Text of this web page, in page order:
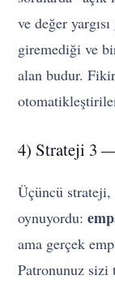
ve değer
giremediği ve
alan budur.
4) Strateji 3
Üçüncü strateji,
oynuyordu:
ama gerçek
Patronunuz